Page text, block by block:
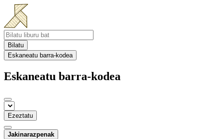
Bilatu
Eskaneatu barra-kodea
Eskaneatu barra-kodea
Ezeztatu
Jakinarazpenak